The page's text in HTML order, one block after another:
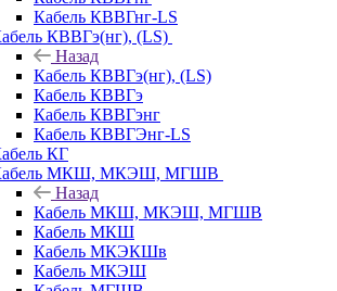
Кабель КВВГнг-LS
КВВГэ(нг), (LS)
Назад
Кабель КВВГэ(нг), (LS)
Кабель КВВГэ
Кабель КВВГэнг
Кабель КВВГЭнг-LS
КГ
МКШ, МКЭШ, МГШВ
Назад
Кабель МКШ, МКЭШ, МГШВ
Кабель МКШ
Кабель МКЭКШв
Кабель МКЭШ